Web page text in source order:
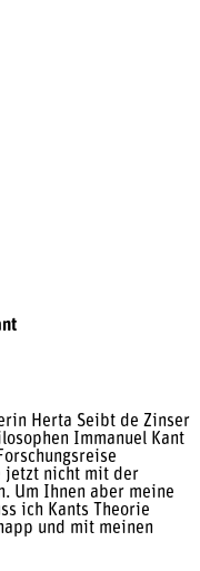
Herta Seibt de Zinser
Immanuel Kant
jetzt nicht mit der
Um Ihnen aber meine
ich Kants Theorie
und mit meinen